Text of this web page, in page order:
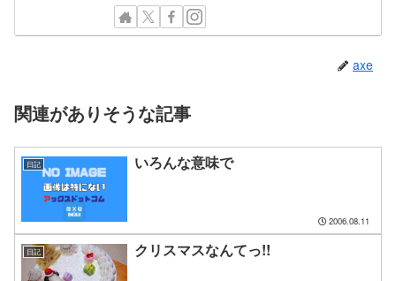
axe
関連がありそうな記事
日記 いろんな意味で
2006.08.11
日記 クリスマスなんてっ!!